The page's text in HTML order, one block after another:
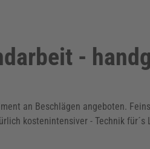
-
an Beschlägen angeboten.
kostenintensiver - Technik für´s